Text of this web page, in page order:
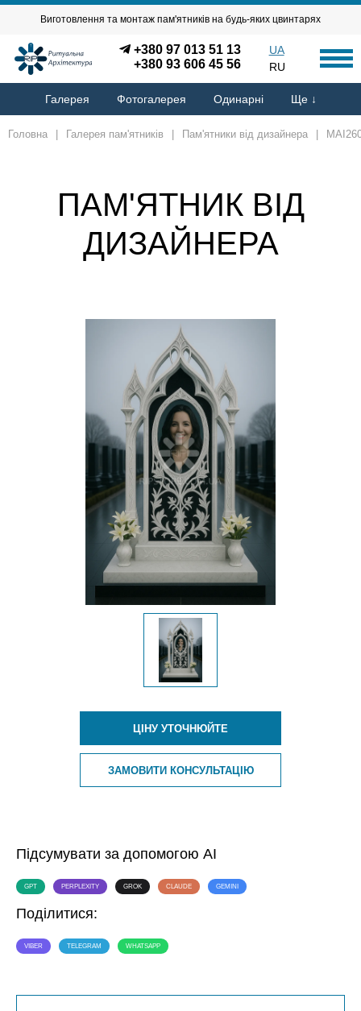
Виготовлення та монтаж пам'ятників на будь-яких цвинтарях
+380 97 013 51 13
+380 93 606 45 56
UA
RU
Галерея Фотогалерея Одинарні Ще ↓
Головна Галерея пам'ятників Пам'ятники від дизайнера
ПАМ'ЯТНИК ВІД
ДИЗАЙНЕРА
ЦІНУ УТОЧНЮЙТЕ
ЗАМОВИТИ КОНСУЛЬТАЦІЮ
Підсумувати за допомогою AI
GPT PERPLEXITY GROK CLAUDE GEMINI
Поділитися:
VIBER TELEGRAM WHATSAPP